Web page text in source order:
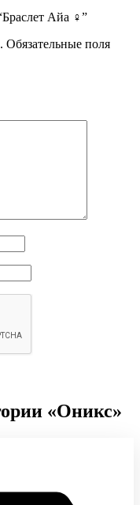
Айа ♀”
Обязательные поля
«Оникс»